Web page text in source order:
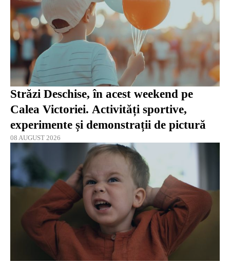
Străzi Deschise, în acest weekend pe
Calea Victoriei. Activități sportive,
experimente și demonstrații de pictură
08 AUGUST 2026